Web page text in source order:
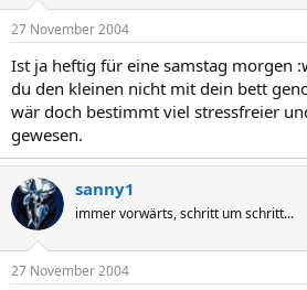
27 November 2004
Ist ja heftig für eine samstag morgen
du den kleinen nicht mit dein bett
wär doch bestimmt viel stressfreier
gewesen.
sanny1
immer vorwärts, schritt um schritt...
27 November 2004